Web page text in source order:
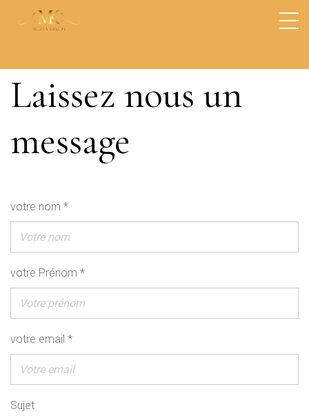
Laissez nous un
message
votre nom *
votre Prénom *
votre email *
Sujet